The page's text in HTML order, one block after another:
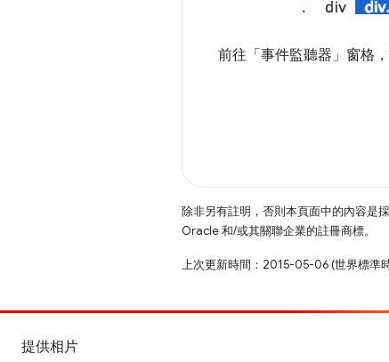
前往「事件監聽器」窗格
除非另有註明，否則本頁面中的內容是
Oracle 和/或其關聯企業的註冊商標。
上次更新時間：2015-05-06 (世界標準時
提供相片